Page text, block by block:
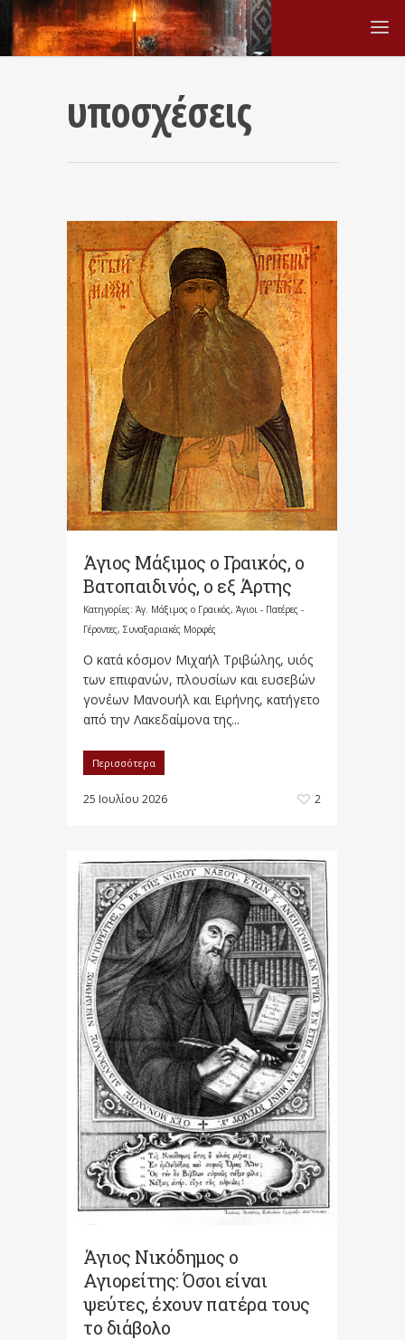
υποσχέσεις
Άγιος Μάξιμος ο Γραικός, ο
Βατοπαιδινός, ο εξ Άρτης
Κατηγορίες: Άγ. Μάξιμος ο Γραικός, Άγιοι - Πατέρες -
Γέροντες, Συναξαριακές Μορφές
Ο κατά κόσμον Μιχαήλ Τριβώλης, υιός
των επιφανών, πλουσίων και ευσεβών
γονέων Μανουήλ και Ειρήνης, κατήγετο
από την Λακεδαίμονα της...
Περισσότερα
25 Ιουλίου 2026 2
Άγιος Νικόδημος ο
Αγιορείτης: Όσοι είναι
ψεύτες, έχουν πατέρα τους
το διάβολο